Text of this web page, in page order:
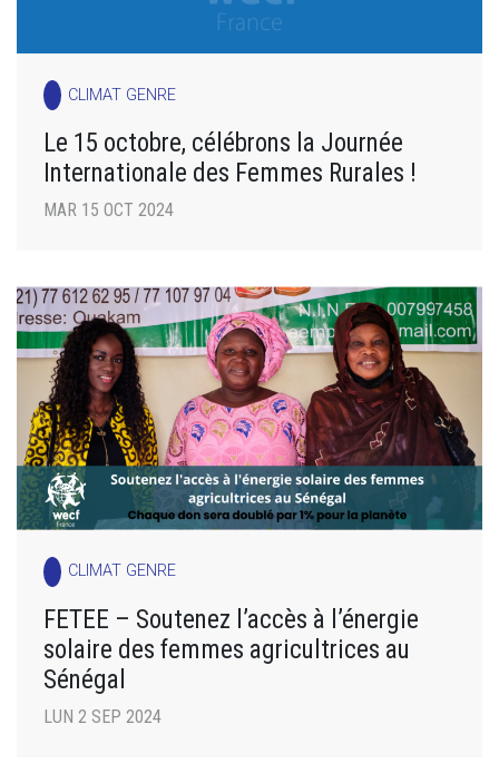
CLIMAT GENRE
Le 15 octobre, célébrons la Journée
Internationale des Femmes Rurales !
MAR 15 OCT 2024
CLIMAT GENRE
FETEE – Soutenez l’accès à l’énergie
solaire des femmes agricultrices au
Sénégal
LUN 2 SEP 2024